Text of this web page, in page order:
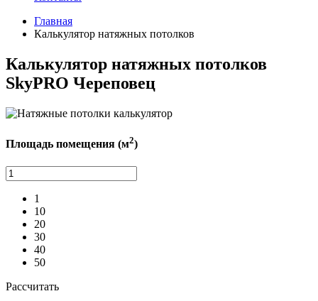
Главная
Калькулятор натяжных потолков
Калькулятор натяжных потолков
SkyPRO Череповец
Площадь помещения (м2)
1
10
20
30
40
50
Рассчитать